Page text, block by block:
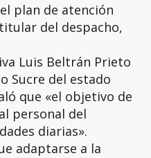
plan de atención
del despacho,
Luis Beltrán Prieto
Sucre del estado
que «el objetivo de
personal del
diarias».
adaptarse a la